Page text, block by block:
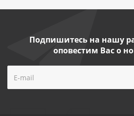
Подпишитесь на нашу
оповестим Вас о